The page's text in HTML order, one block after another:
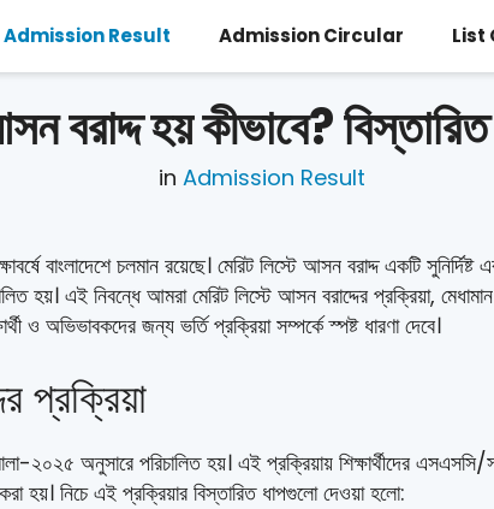
Admission Result Admission Circular List
বরাদ্দ হয় কীভাবে?
in Admission Result
বাংলাদেশে চলমান রয়েছে। মেরিট লিস্টে আসন বরাদ্দ একটি
হয়। এই নিবন্ধে আমরা মেরিট লিস্টে আসন বরাদ্দের প্রক্রিয়া,
ও অভিভাবকদের জন্য ভর্তি প্রক্রিয়া সম্পর্কে স্পষ্ট ধারণা দেবে।
প্রক্রিয়া
২০২৫ অনুসারে পরিচালিত হয়। এই প্রক্রিয়ায় শিক্ষার্থীদের
হয়। নিচে এই প্রক্রিয়ার বিস্তারিত ধাপগুলো দেওয়া হলো: